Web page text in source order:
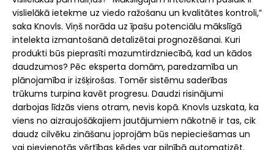
vislielākā ietekme uz viedo ražošanu un kvalitātes kontroli,”
saka Knovls. Viņš norāda uz īpašu potenciālu mākslīgā
intelekta izmantošanā detalizētai prognozēšanai. Kuri
produkti būs pieprasīti mazumtirdzniecībā, kad un kādos
daudzumos? Pēc eksperta domām, paredzamība un
plānojamība ir izšķirošas. Tomēr sistēmu saderības
trūkums turpina kavēt progresu. Daudzi risinājumi
darbojas līdzās viens otram, nevis kopā. Knovls uzskata, ka
viens no aizraujošākajiem jautājumiem nākotnē ir tas, cik
daudz cilvēku zināšanu joprojām būs nepieciešamas un
vai pievienotās vērtības ķēdes var pilnībā automatizēt.